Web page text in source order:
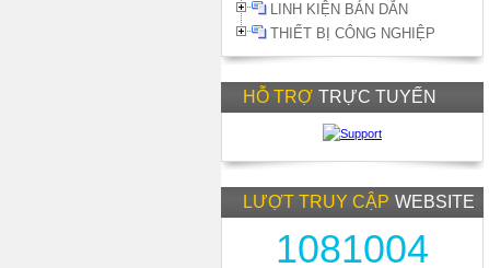
LINH KIỆN BÁN DẪN
THIẾT BỊ CÔNG NGHIỆP
HỖ TRỢ TRỰC TUYẾN
LƯỢT TRUY CẬP WEBSITE
1081004